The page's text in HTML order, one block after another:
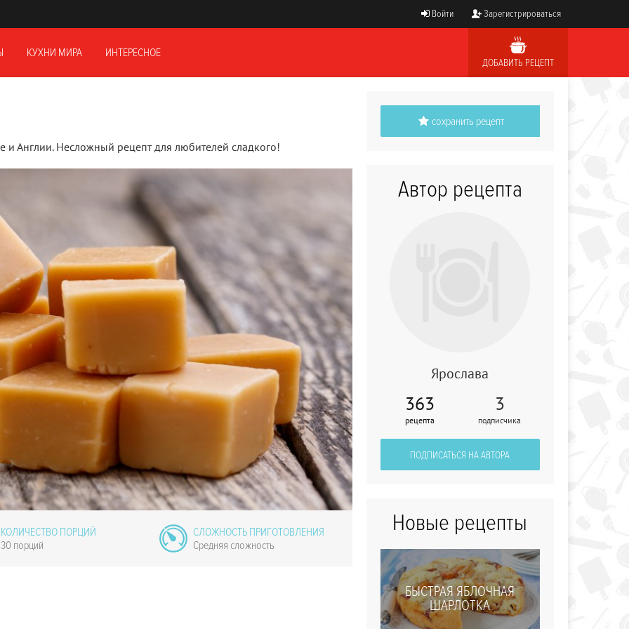
Войти Зарегистрироваться
КУХНИ МИРА ИНТЕРЕСНОЕ
ДОБАВИТЬ РЕЦЕПТ
Англии. Несложный рецепт для любителей сладкого!
Утка в вишневом
соусе
КОЛИЧЕСТВО ПОРЦИЙ
30 порций
СЛОЖНОСТЬ ПРИГОТОВЛЕНИЯ
Средняя сложность
сохранить рецепт
Автор рецепта
Ярослава
363
рецепта
3
подписчика
ПОДПИСАТЬСЯ НА АВТОРА
Новые рецепты
БЫСТРАЯ ЯБЛОЧНАЯ
ШАРЛОТКА